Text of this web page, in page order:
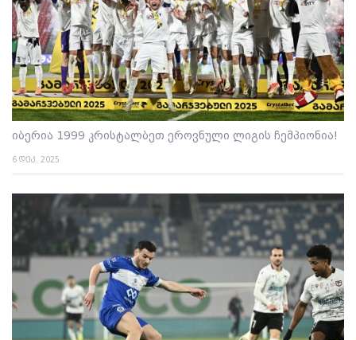
იბერია 1999 კრისტალბეთ ეროვნული ლიგის ჩემპიონია!
6 დეკ. 2025